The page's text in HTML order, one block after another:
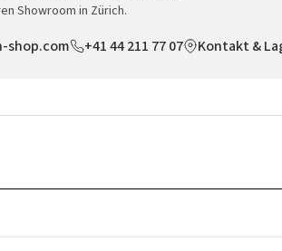
Showroom in Zürich.
shop.com +41 44 211 77 07 Kontakt &